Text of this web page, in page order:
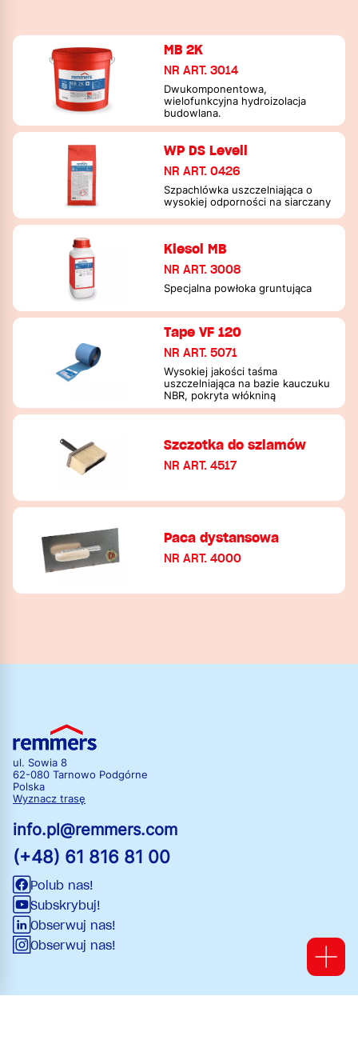
MB 2K
NR ART. 3014
Dwukomponentowa,
wielofunkcyjna hydroizolacja
budowlana.
WP DS Levell
NR ART. 0426
Szpachlówka uszczelniająca o
wysokiej odporności na siarczany
Kiesol MB
NR ART. 3008
Specjalna powłoka gruntująca
Tape VF 120
NR ART. 5071
Wysokiej jakości taśma
uszczelniająca na bazie kauczuku
NBR, pokryta włókniną
Szczotka do szlamów
NR ART. 4517
Paca dystansowa
NR ART. 4000
ul. Sowia 8
62-080 Tarnowo Podgórne
Polska
Wyznacz trasę
info.pl@remmers.com
(+48) 61 816 81 00
Polub nas!
Subskrybuj!
Obserwuj nas!
Obserwuj nas!